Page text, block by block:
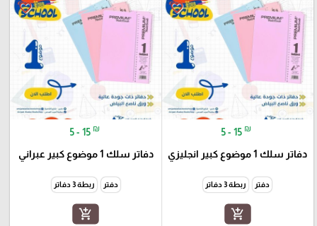
favorite_border
5 - 15 ₪
دفاتر سلك 1 موضوع كبير انجليزي
دفتر ربطة 3 دفاتر
add_shopping_cart
favorite_border
5 - 15 ₪
دفاتر سلك 1 موضوع كبير عبراني
دفتر ربطة 3 دفاتر
add_shopping_cart